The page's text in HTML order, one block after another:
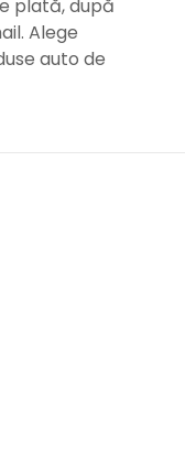
plată, după
Alege
auto de